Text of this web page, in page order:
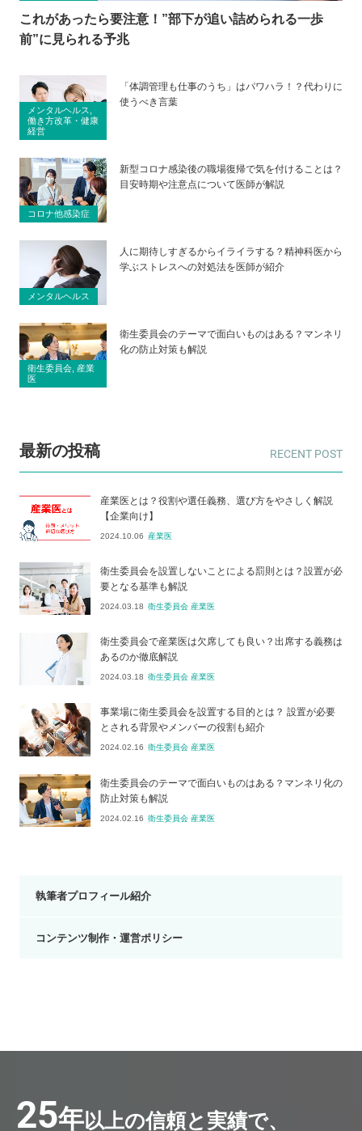
これがあったら要注意！”部下が追い詰められる一歩
前”に見られる予兆
メンタルヘルス,
働き方改革・健康
経営
「体調管理も仕事のうち」はパワハラ！？代わりに
使うべき言葉
コロナ他感染症
新型コロナ感染後の職場復帰で気を付けることは？
目安時期や注意点について医師が解説
メンタルヘルス
人に期待しすぎるからイライラする？精神科医から
学ぶストレスへの対処法を医師が紹介
衛生委員会, 産業
医
衛生委員会のテーマで面白いものはある？マンネリ
化の防止対策も解説
最新の投稿
産業医とは？役割や選任義務、選び方をやさしく解説
【企業向け】
2024.10.06 産業医
衛生委員会を設置しないことによる罰則とは？設置が必
要となる基準も解説
2024.03.18 衛生委員会 産業医
衛生委員会で産業医は欠席しても良い？出席する義務は
あるのか徹底解説
2024.03.18 衛生委員会 産業医
事業場に衛生委員会を設置する目的とは？ 設置が必要
とされる背景やメンバーの役割も紹介
2024.02.16 衛生委員会 産業医
衛生委員会のテーマで面白いものはある？マンネリ化の
防止対策も解説
2024.02.16 衛生委員会 産業医
執筆者プロフィール紹介
コンテンツ制作・運営ポリシー
25年以上の信頼と実績で、